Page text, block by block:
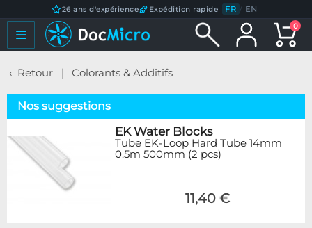
26 ans d'expérience Expédition rapide FR / EN
0
Retour Colorants & Additifs
Nos suggestions
EK Water Blocks
Tube EK-Loop Hard Tube 14mm
0.5m 500mm (2 pcs)
11,40 €